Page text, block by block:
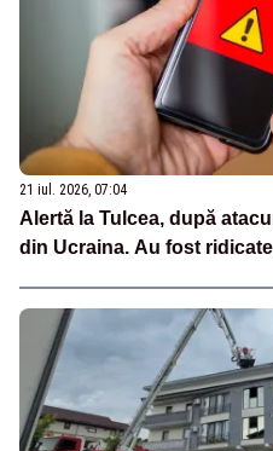
21 iul. 2026, 07:04
Alertă la Tulcea, după
din Ucraina. Au fost